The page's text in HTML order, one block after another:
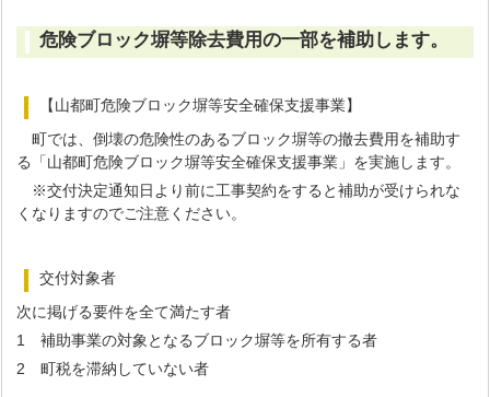
危険ブロック塀等除去費用の一部を補助します。
【山都町危険ブロック塀等安全確保支援事業】
町では、倒壊の危険性のあるブロック塀等の撤去費用を補助す
る「山都町危険ブロック塀等安全確保支援事業」を実施します。
※交付決定通知日より前に工事契約をすると補助が受けられな
くなりますのでご注意ください。
交付対象者
次に掲げる要件を全て満たす者
1 補助事業の対象となるブロック塀等を所有する者
2 町税を滞納していない者